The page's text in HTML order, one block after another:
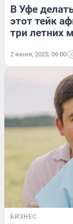
В Уфе
этот тейк
три летних
2 июня, 2025, 06:00
БИЗНЕС